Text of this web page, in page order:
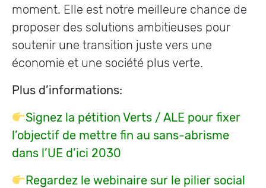
moment. Elle est notre meilleure chance de
proposer des solutions ambitieuses pour
soutenir une transition juste vers une
économie et une société plus verte.
Plus d’informations:
Signez la pétition Verts / ALE pour fixer
l’objectif de mettre fin au sans-abrisme
dans l’UE d’ici 2030
Regardez le webinaire sur le pilier social